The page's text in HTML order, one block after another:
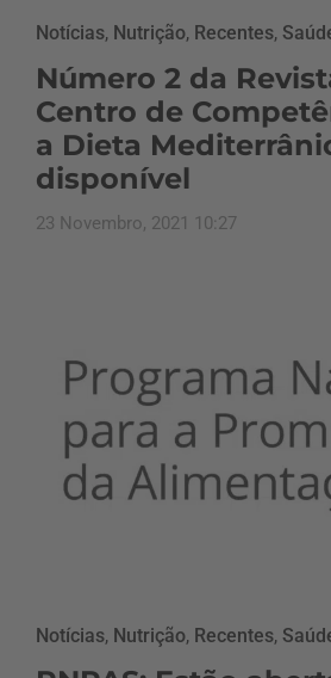
Notícias, Nutrição, Recentes,
Número 2 da
Centro de
a Dieta
disponível
23 Novembro, 2021 10:27
Notícias, Nutrição, Recentes,